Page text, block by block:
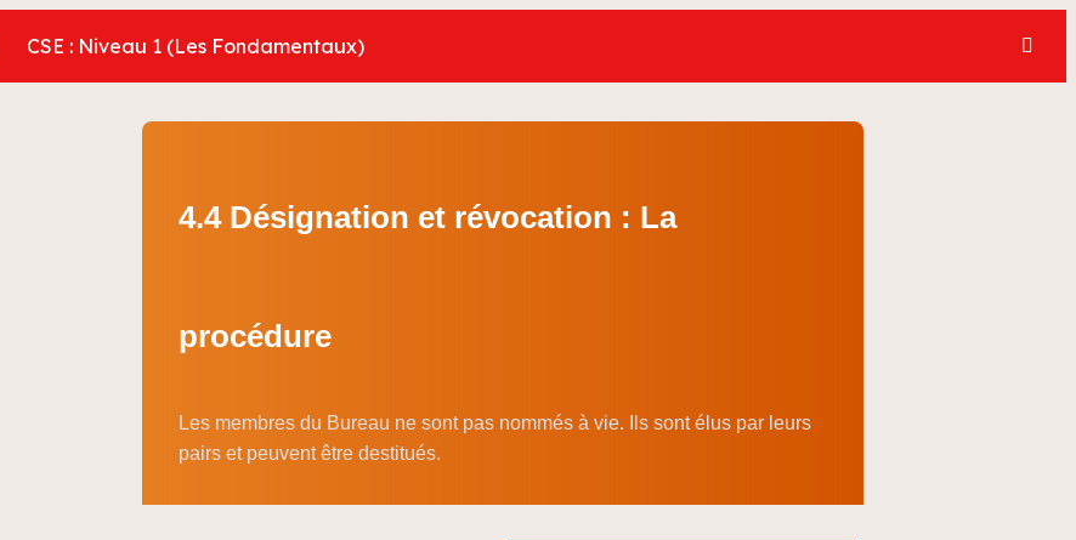
CSE : Niveau 1 (Les Fondamentaux)
4.4 Désignation et révocation : La
procédure
Les membres du Bureau ne sont pas nommés à vie. Ils sont élus par leurs
pairs et peuvent être destitués.